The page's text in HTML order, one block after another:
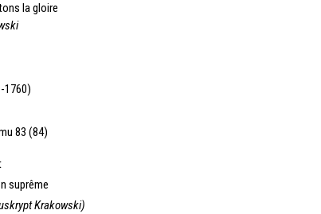
la gloire
1760)
83 (84)
suprême
Krakowski)